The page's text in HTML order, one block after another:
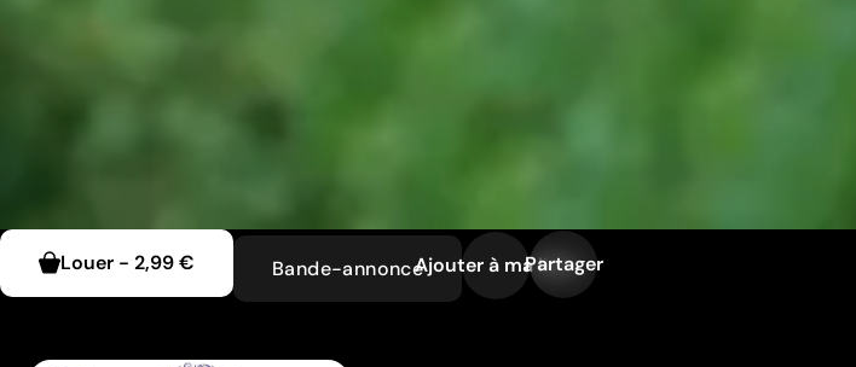
Louer - 2,99 € Bande-annonceAjouter à ma liste
Partager